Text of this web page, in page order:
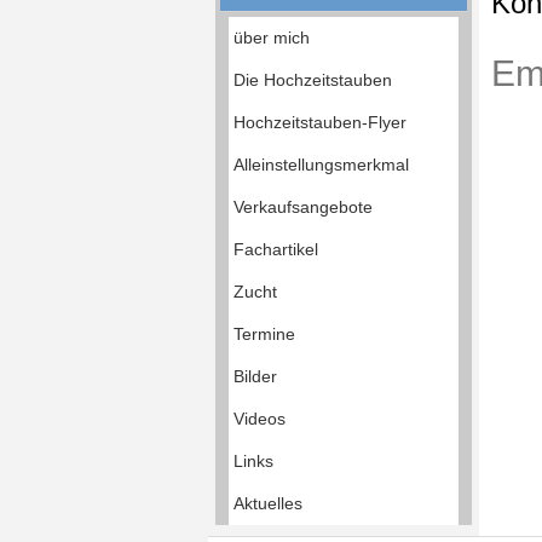
über mich
Die Hochzeitstauben
Hochzeitstauben-Flyer
Alleinstellungsmerkmal
Verkaufsangebote
Fachartikel
Zucht
Termine
Bilder
Videos
Links
Aktuelles